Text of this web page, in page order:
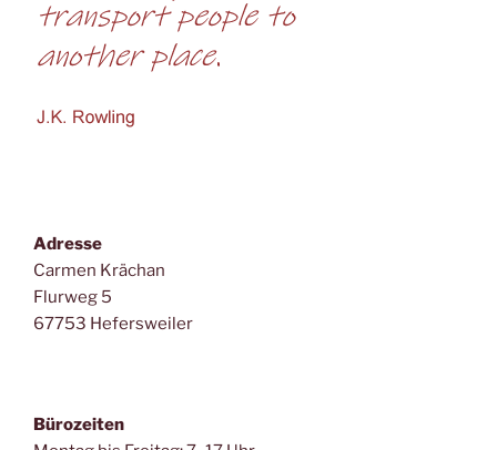
Adresse
Carmen Krächan
Flurweg 5
67753 Hefersweiler
Bürozeiten